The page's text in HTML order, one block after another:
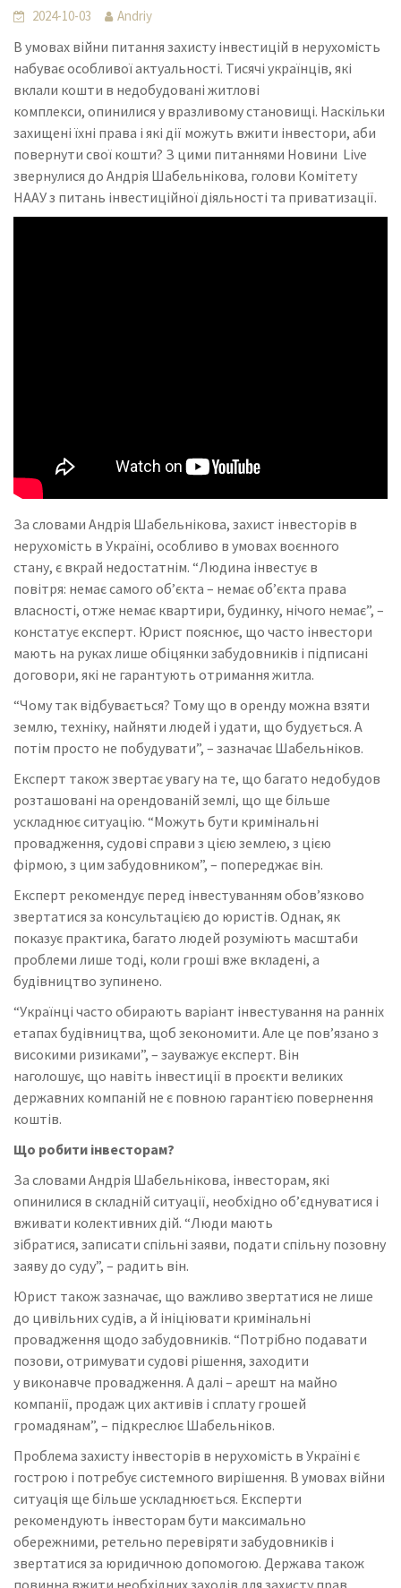
2024-10-03 Andriy
В умовах війни питання захисту інвестицій в нерухомість
набуває особливої актуальності. Тисячі українців, які
вклали кошти в недобудовані житлові
комплекси, опинилися у вразливому становищі. Наскільки
захищені їхні права і які дії можуть вжити інвестори, аби
повернути свої кошти? З цими питаннями Новини Live
звернулися до Андрія Шабельнікова, голови Комітету
НААУ з питань інвестиційної діяльності та приватизації.
За словами Андрія Шабельнікова, захист інвесторів в
нерухомість в Україні, особливо в умовах воєнного
стану, є вкрай недостатнім. “Людина інвестує в
повітря: немає самого об’єкта – немає об’єкта права
власності, отже немає квартири, будинку, нічого немає”, –
констатує експерт. Юрист пояснює, що часто інвестори
мають на руках лише обіцянки забудовників і підписані
договори, які не гарантують отримання житла.
“Чому так відбувається? Тому що в оренду можна взяти
землю, техніку, найняти людей і удати, що будується. А
потім просто не побудувати”, – зазначає Шабельніков.
Експерт також звертає увагу на те, що багато недобудов
розташовані на орендованій землі, що ще більше
ускладнює ситуацію. “Можуть бути кримінальні
провадження, судові справи з цією землею, з цією
фірмою, з цим забудовником”, – попереджає він.
Експерт рекомендує перед інвестуванням обов’язково
звертатися за консультацією до юристів. Однак, як
показує практика, багато людей розуміють масштаби
проблеми лише тоді, коли гроші вже вкладені, а
будівництво зупинено.
“Українці часто обирають варіант інвестування на ранніх
етапах будівництва, щоб зекономити. Але це пов’язано з
високими ризиками”, – зауважує експерт. Він
наголошує, що навіть інвестиції в проєкти великих
державних компаній не є повною гарантією повернення
коштів.
Що робити інвесторам?
За словами Андрія Шабельнікова, інвесторам, які
опинилися в складній ситуації, необхідно об’єднуватися і
вживати колективних дій. “Люди мають
зібратися, записати спільні заяви, подати спільну позовну
заяву до суду”, – радить він.
Юрист також зазначає, що важливо звертатися не лише
до цивільних судів, а й ініціювати кримінальні
провадження щодо забудовників. “Потрібно подавати
позови, отримувати судові рішення, заходити
у виконавче провадження. А далі – арешт на майно
компанії, продаж цих активів і сплату грошей
громадянам”, – підкреслює Шабельніков.
Проблема захисту інвесторів в нерухомість в Україні є
гострою і потребує системного вирішення. В умовах війни
ситуація ще більше ускладнюється. Експерти
рекомендують інвесторам бути максимально
обережними, ретельно перевіряти забудовників і
звертатися за юридичною допомогою. Держава також